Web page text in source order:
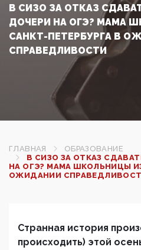
В СИЗО ЗА ОТКАЗ
ДОЧЕРИ НА ОГЭ? МАМА
САНКТ-ПЕТЕРБУРГА В
СПРАВЕДЛИВОСТИ
ГЛАВНАЯ
ОБРАЗОВАНИЕ
В СИЗО ЗА ОТКАЗ
НА ОГЭ? МАМА ШКОЛЬНИЦЫ
ОЖИДАНИИ
Странная история
происходить) этой